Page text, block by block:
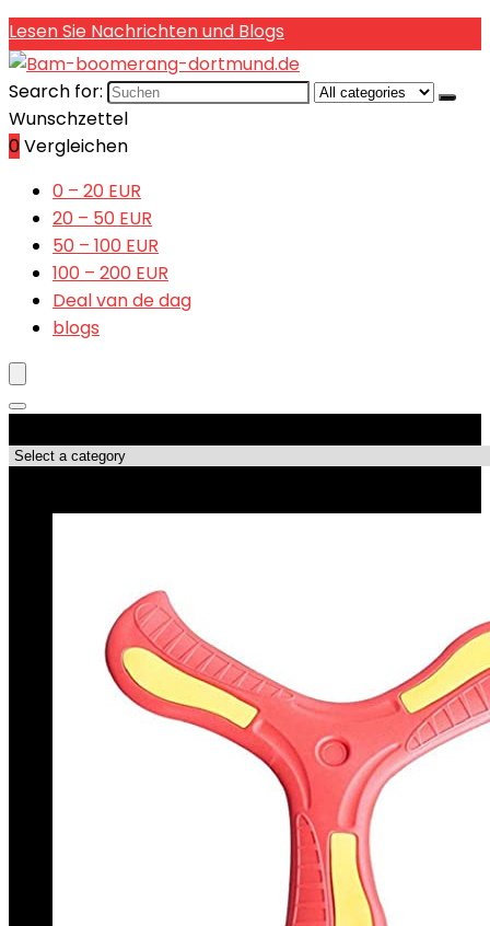
Lesen Sie Nachrichten und Blogs
Search for:
Wunschzettel
0Vergleichen
0 – 20 EUR
20 – 50 EUR
50 – 100 EUR
100 – 200 EUR
Deal van de dag
blogs